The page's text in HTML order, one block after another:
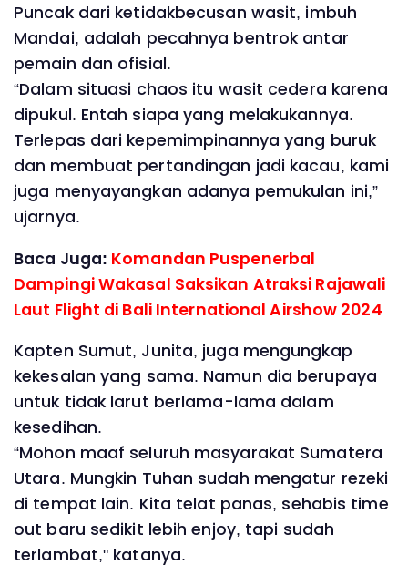
Puncak dari ketidakbecusan wasit, imbuh
Mandai, adalah pecahnya bentrok antar
pemain dan ofisial.
“Dalam situasi chaos itu wasit cedera karena
dipukul. Entah siapa yang melakukannya.
Terlepas dari kepemimpinannya yang buruk
dan membuat pertandingan jadi kacau, kami
juga menyayangkan adanya pemukulan ini,”
ujarnya.
Baca Juga: Komandan Puspenerbal
Dampingi Wakasal Saksikan Atraksi Rajawali
Laut Flight di Bali International Airshow 2024
Kapten Sumut, Junita, juga mengungkap
kekesalan yang sama. Namun dia berupaya
untuk tidak larut berlama-lama dalam
kesedihan.
“Mohon maaf seluruh masyarakat Sumatera
Utara. Mungkin Tuhan sudah mengatur rezeki
di tempat lain. Kita telat panas, sehabis time
out baru sedikit lebih enjoy, tapi sudah
terlambat," katanya.